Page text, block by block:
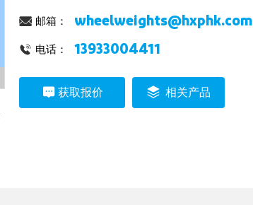
邮箱： wheelweights@hxphk.com
电话： 13933004411
获取报价 相关产品